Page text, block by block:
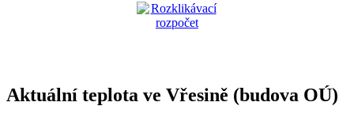
Aktuální teplota ve Vřesině (budova OÚ)